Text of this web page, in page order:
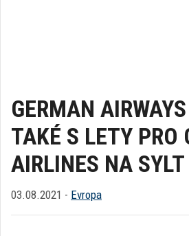
GERMAN
TAKÉ S LETY PRO
AIRLINES NA SYLT
03.08.2021 - Evropa